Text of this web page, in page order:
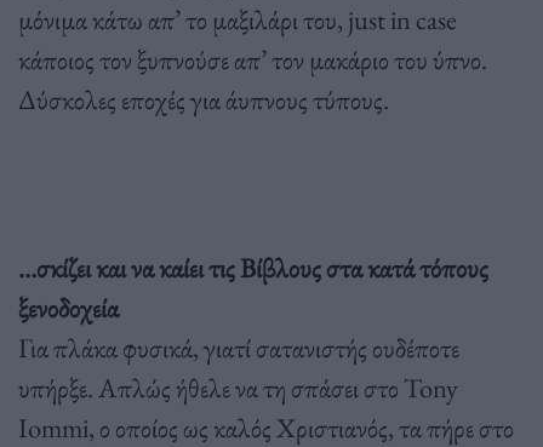
μόνιμα κάτω απ’ το μαξιλάρι του, just in case
κάποιος τον ξυπνούσε απ’ τον μακάριο του ύπνο.
Δύσκολες εποχές για άυπνους τύπους.
…σκίζει και να καίει τις Βίβλους στα κατά τόπους
ξενοδοχεία
Για πλάκα φυσικά, γιατί σατανιστής ουδέποτε
υπήρξε. Απλώς ήθελε να τη σπάσει στο Tony
Iommi, ο οποίος ως καλός Χριστιανός, τα πήρε στο